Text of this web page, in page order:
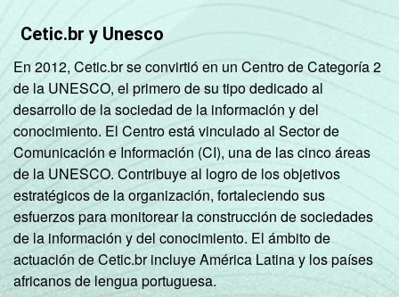
Cetic.br y Unesco
En 2012, Cetic.br se convirtió en un Centro de Categoría 2
de la UNESCO, el primero de su tipo dedicado al
desarrollo de la sociedad de la información y del
conocimiento. El Centro está vinculado al Sector de
Comunicación e Información (CI), una de las cinco áreas
de la UNESCO. Contribuye al logro de los objetivos
estratégicos de la organización, fortaleciendo sus
esfuerzos para monitorear la construcción de sociedades
de la información y del conocimiento. El ámbito de
actuación de Cetic.br incluye América Latina y los países
africanos de lengua portuguesa.